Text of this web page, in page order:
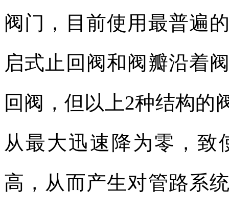
阀门，目前使用最普遍
启式止回阀和阀瓣沿着
回阀，但以上2种结构的
从最大迅速降为零，致
高，从而产生对管路系